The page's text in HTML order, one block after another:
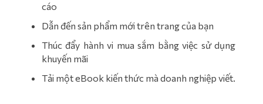
cáo
Dẫn đến sản phẩm mới trên trang của bạn
Thúc đẩy hành vi mua sắm bằng việc sử dụng
khuyến mãi
Tải một eBook kiến thức mà doanh nghiệp viết.